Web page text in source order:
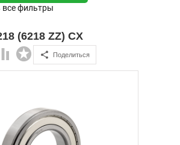
(6218 ZZ) CX
Поделиться